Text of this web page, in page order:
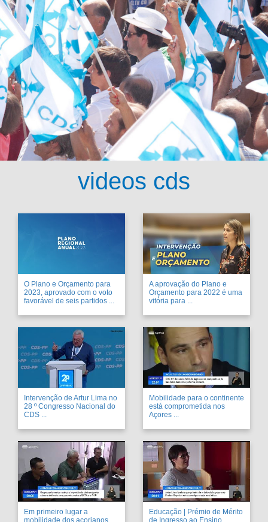
videos cds
O Plano e Orçamento para
2023, aprovado com o voto
favorável de seis partidos ...
A aprovação do Plano e
Orçamento para 2022 é uma
vitória para ...
Intervenção de Artur Lima no
28 º Congresso Nacional do
CDS ...
Mobilidade para o continente
está comprometida nos
Açores ...
Em primeiro lugar a
mobilidade dos açorianos. ...
Educação | Prémio de Mérito
de Ingresso ao Ensino